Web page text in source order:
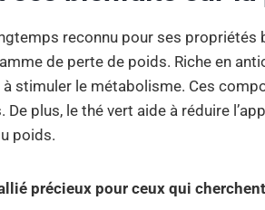
reconnu pour ses propriétés
de perte de poids. Riche en
stimuler le métabolisme. Ces
De plus, le thé vert aide à réduire
poids.
précieux pour ceux qui